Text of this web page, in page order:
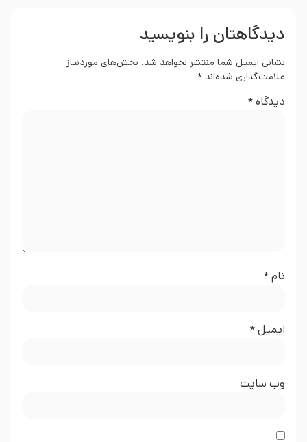
دیدگاهتان را بنویسید
نشانی ایمیل شما منتشر نخواهد شد. بخش‌های موردنیاز
علامت‌گذاری شده‌اند *
دیدگاه*
نام*
ایمیل*
وب‌ سایت